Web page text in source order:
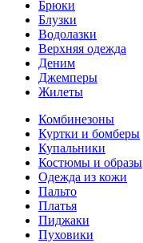
Брюки
Блузки
Водолазки
Верхняя одежда
Деним
Джемперы
Жилеты
Комбинезоны
Куртки и бомберы
Купальники
Костюмы и образы
Одежда из кожи
Пальто
Платья
Пиджаки
Пуховики